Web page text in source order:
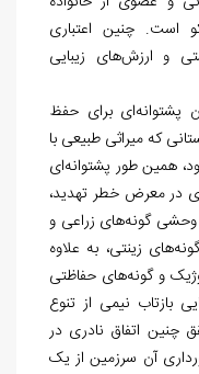
است. چنین اعتباری
و ارزشهای زیبایی
پشتوانهای برای حفظ
که میراثی طبیعی با
همین طور پشتوانهای
در معرض خطر تهدید،
وحشی گونههای زراعی و
های زینتی، به علاوه
و گونههای حفاظتی
بازتاب نیمی از تنوع
چنین اتفاق نادری در
آن سرزمین از یک